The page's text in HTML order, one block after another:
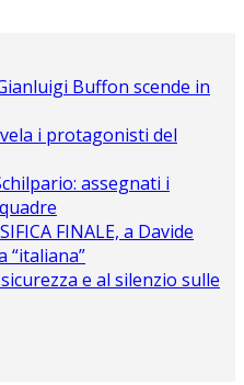
Buffon scende in
i protagonisti del
assegnati i
FINALE, a Davide
“italiana”
e al silenzio sulle